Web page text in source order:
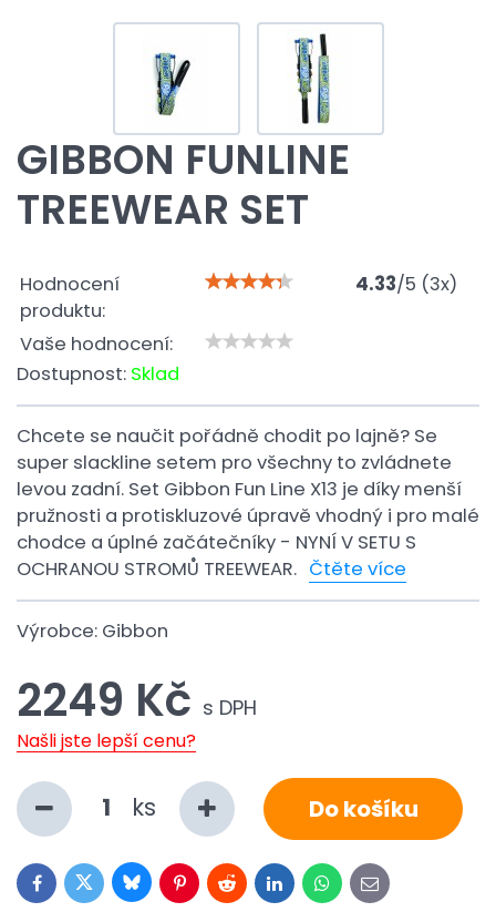
GIBBON FUNLINE
TREEWEAR SET
Hodnocení
produktu:
4.33/5 (3x)
Vaše hodnocení:
Dostupnost: Sklad
Chcete se naučit pořádně chodit po lajně? Se
super slackline setem pro všechny to zvládnete
levou zadní. Set Gibbon Fun Line X13 je díky menší
pružnosti a protiskluzové úpravě vhodný i pro malé
chodce a úplné začátečníky - NYNÍ V SETU S
OCHRANOU STROMŮ TREEWEAR. Čtěte více
Výrobce: Gibbon
2249 Kč s DPH
Našli jste lepší cenu?
ks Do košíku
FacebookTwitterBlueskyPinterestRedditLinkedInWhatsApp
E-
mail